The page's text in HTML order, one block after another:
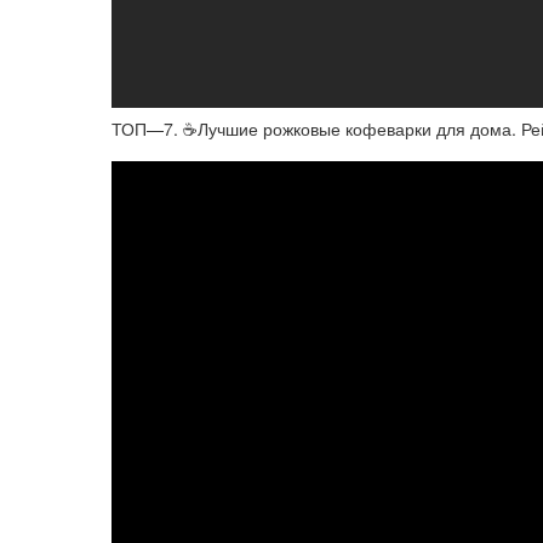
ТОП—7. ☕Лучшие рожковые кофеварки для дома.